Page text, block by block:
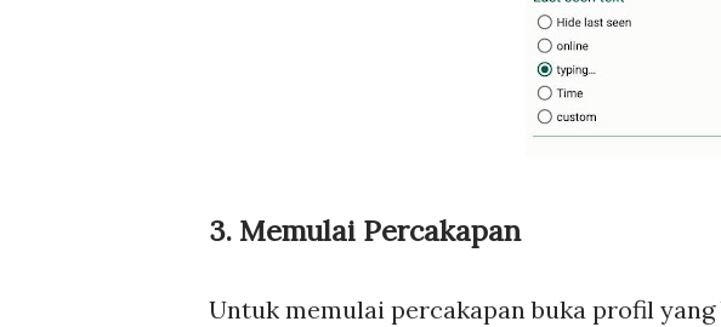
3. Memulai Percakapan
Untuk memulai percakapan buka profil